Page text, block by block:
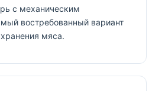
с механическим
востребованный вариант
мяса.